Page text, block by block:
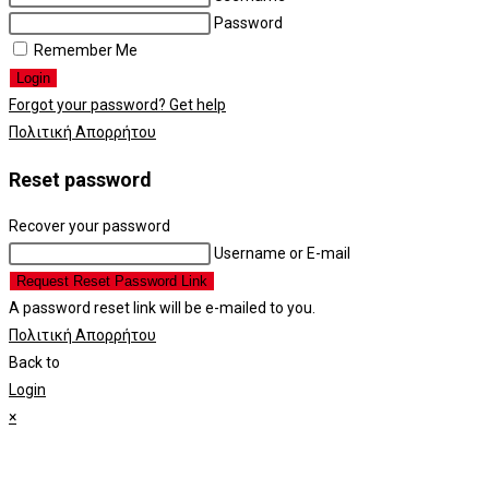
Password
Remember Me
Login
Forgot your password? Get help
Πολιτική Απορρήτου
Reset password
Recover your password
Username or E-mail
Request Reset Password Link
A password reset link will be e-mailed to you.
Πολιτική Απορρήτου
Back to
Login
×